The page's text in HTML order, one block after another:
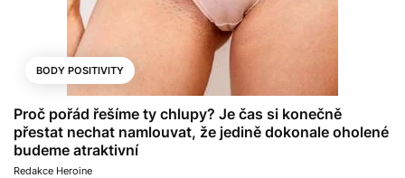
BODY POSITIVITY
Proč pořád řešíme ty chlupy? Je čas si konečně
přestat nechat namlouvat, že jedině dokonale oholené
budeme atraktivní
Redakce Heroine